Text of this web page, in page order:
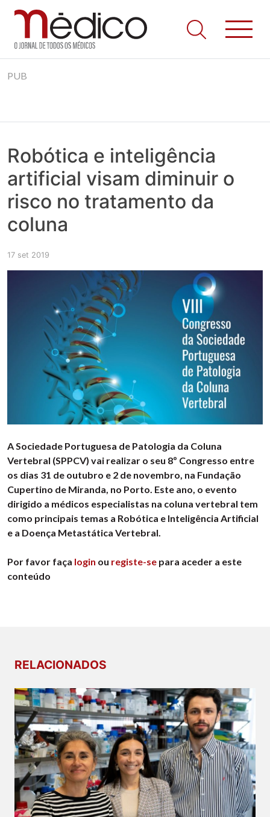
to
Jornal Médico
Médico – O Jornal de Todos os Médicos. Onde as notícias
realmente contam! Tudo o que se passa na Saúde!
PUB
Robótica e inteligência
artificial visam diminuir o
risco no tratamento da
coluna
17 set 2019
A Sociedade Portuguesa de Patologia da Coluna
Vertebral (SPPCV) vai realizar o seu 8º Congresso entre
os dias 31 de outubro e 2 de novembro, na Fundação
Cupertino de Miranda, no Porto. Este ano, o evento
dirigido a médicos especialistas na coluna vertebral tem
como principais temas a Robótica e Inteligência Artificial
e a Doença Metastática Vertebral.
Por favor faça login ou registe-se para aceder a este
conteúdo
RELACIONADOS